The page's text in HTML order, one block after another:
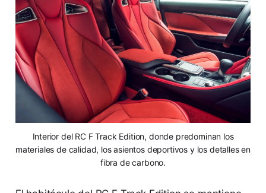
Interior del RC F Track Edition, donde predominan los
materiales de calidad, los asientos deportivos y los detalles en
fibra de carbono.